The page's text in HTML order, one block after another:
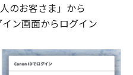
のお客さま」から
ン画面からログイン